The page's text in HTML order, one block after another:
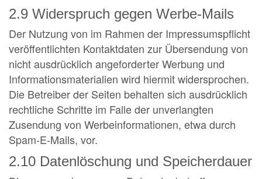
2.9 Widerspruch gegen Werbe-Mails
Der Nutzung von im Rahmen der Impressumspflicht
veröffentlichten Kontaktdaten zur Übersendung von
nicht ausdrücklich angeforderter Werbung und
Informationsmaterialien wird hiermit widersprochen.
Die Betreiber der Seiten behalten sich ausdrücklich
rechtliche Schritte im Falle der unverlangten
Zusendung von Werbeinformationen, etwa durch
Spam-E-Mails, vor.
2.10 Datenlöschung und Speicherdauer